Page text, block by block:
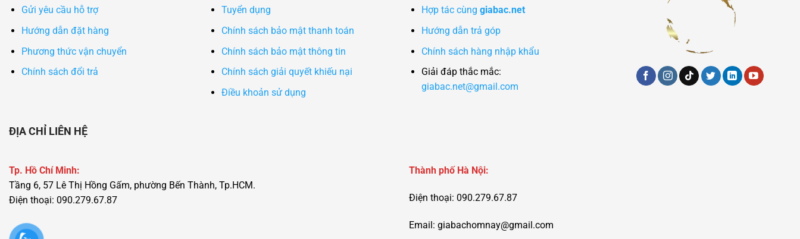
Gửi yêu cầu hỗ trợ
Hướng dẫn đặt hàng
Phương thức vận chuyển
Chính sách đổi trả
Tuyển dụng
Chính sách bảo mật thanh toán
Chính sách bảo mật thông tin
Chính sách giải quyết khiếu nại
Điều khoản sử dụng
Hợp tác cùng giabac.net
Hướng dẫn trả góp
Chính sách hàng nhập khẩu
Giải đáp thắc mắc:
giabac.net@gmail.com
ĐỊA CHỈ LIÊN HỆ
Tp. Hồ Chí Minh:
Tầng 6, 57 Lê Thị Hồng Gấm, phường Bến Thành, Tp.HCM.
Điện thoại: 090.279.67.87
Thành phố Hà Nội:
Điện thoại: 090.279.67.87
Email: giabachomnay@gmail.com